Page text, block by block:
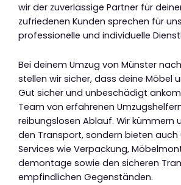
wir der zuverlässige Partner für
zufriedenen Kunden sprechen für
professionelle und individuelle
Bei deinem Umzug von Münster
stellen wir sicher, dass deine Möbel
Gut sicher und unbeschädigt
Team von erfahrenen
reibungslosen Ablauf. Wir kümmern
den Transport, sondern bieten
Services wie Verpackung,
demontage sowie den sicheren
empfindlichen Gegenständen.